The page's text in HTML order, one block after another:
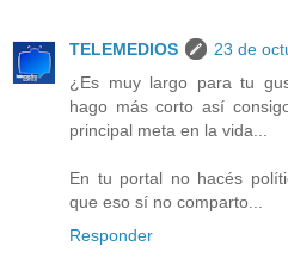
TELEMEDIOS
23 de
¿Es muy largo para tu
hago más corto así
principal meta en la vida...
En tu portal no hacés
que eso sí no comparto...
Responder